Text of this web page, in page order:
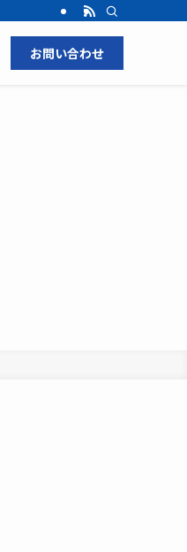
お問い合わせ